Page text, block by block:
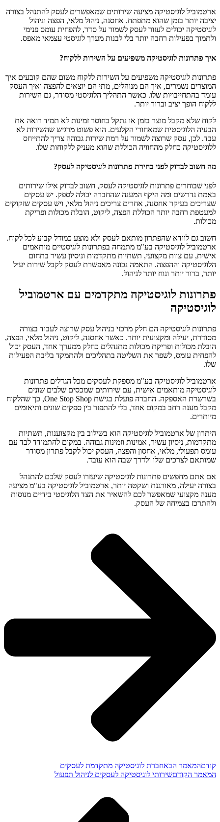
ארטמוביל לוגיסטיקה מציעה שירותים שמאפשרים לעסק להתנהל בצורה
יציבה יותר בזמן שהוא מתפתח. אחסנה, ניהול מלאי, הפצה וניהול
לוגיסטיקה יכולים לעזור לעסק לשמור על סדר, להפחית עומס פנימי
ולתמוך בפעילות רחבה יותר בלי לבנות מערך לוגיסטי עצמאי מאפס.
איך פתרונות לוגיסטיקה משפיעים על השירות ללקוח?
פתרונות לוגיסטיקה משפיעים על השירות ללקוח משום שהם קובעים איך
המוצרים נשמרים, איך הם מנוהלים, מתי הם יוצאים להפצה ואיך העסק
עומד בהתחייבויות שלו. כאשר התהליך הלוגיסטי מסודר, גם השירות
ללקוח הופך יציב וברור יותר.
לקוח שלא מקבל מוצר בזמן או נתקל בחוסר זמינות לא תמיד רואה את
הבעיה הלוגיסטית שמאחורי הקלעים. הוא פשוט מרגיש שהשירות לא
עבד. לכן, עסק שרוצה לשמור על רמת שירות גבוהה צריך להתייחס
ללוגיסטיקה כחלק מהחוויה הכוללת שהוא מעניק ללקוחות שלו.
מה חשוב לבדוק לפני בחירת פתרונות לוגיסטיקה לעסק?
לפני שבוחרים פתרונות לוגיסטיקה לעסק, חשוב לבדוק אילו שירותים
באמת נדרשים ומה היקף המענה שהחברה יכולה לספק. יש עסקים
שצריכים בעיקר אחסנה, אחרים צריכים ניהול מלאי, ויש עסקים שזקוקים
למעטפת רחבה יותר הכוללת הפצה, ליקוט, הובלת מכולות ופריקת
מכולות.
חשוב גם לוודא שהפתרון מותאם לעסק ולא מוצע כמודל קבוע לכל לקוח.
ארטמוביל לוגיסטיקה בע"מ מתמחה בפתרונות לוגיסטיים מותאמים
אישית, עם צוות מקצועי, תשתיות מתקדמות וניסיון עשיר בתחום
הלוגיסטיקה וההפצה. התאמה נכונה מאפשרת לעסק לקבל שירות יעיל
יותר, ברור יותר ונוח יותר לניהול.
פתרונות לוגיסטיקה מתקדמים עם ארטמוביל
לוגיסטיקה
פתרונות לוגיסטיקה הם חלק מרכזי בניהול עסק שרוצה לעבוד בצורה
מסודרת, יעילה ומקצועית יותר. כאשר אחסנה, ליקוט, ניהול מלאי, הפצה,
הובלת מכולות ופריקת מכולות מתנהלים כחלק ממערך אחד, העסק יכול
להפחית עומס, לשפר את השליטה בתהליכים ולהתמקד בליבת הפעילות
שלו.
ארטמוביל לוגיסטיקה בע"מ מספקת לעסקים מכל הגדלים פתרונות
לוגיסטיקה מותאמים אישית, עם שירותים שמכסים שלבים שונים
בשרשרת האספקה. החברה פועלת בגישת One Stop Shop, כך שהלקוח
מקבל מענה רחב במקום אחד, בלי להתפזר בין ספקים שונים ותיאומים
מיותרים.
היתרון של ארטמוביל לוגיסטיקה הוא בשילוב בין מקצוענות, תשתיות
מתקדמות, ניסיון עשיר, אמינות וזמינות גבוהה. במקום להתמודד לבד עם
עומס תפעולי, מלאי, אחסון והפצה, העסק יכול לקבל פתרון מסודר
שמותאם לצרכים שלו ולדרך שבה הוא עובד.
אם אתם מחפשים פתרונות לוגיסטיקה שיעזרו לעסק שלכם להתנהל
בצורה יעילה, מאורגנת ושקטה יותר, ארטמוביל לוגיסטיקה בע"מ מציעה
מענה מקצועי שמאפשר לכם להשאיר את הצד הלוגיסטי בידיים מנוסות
ולהתרכז בצמיחה של העסק.
קודםהמאמר הבאחברת לוגיסטיקה מתקדמת לעסקים
המאמר הקודםשירותי לוגיסטיקה לעסקים לניהול תפעול